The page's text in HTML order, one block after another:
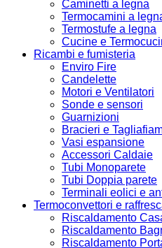
Caminetti a legna
Termocamini a
Termostufe a legna
Cucine e
Ricambi e fumisteria
Enviro Fire
Candelette
Motori e Ventilatori
Sonde e sensori
Guarnizioni
Bracieri e
Vasi espansione
Accessori Caldaie
Tubi Monoparete
Tubi Doppia parete
Terminali eolici e
Termoconvettori e
Riscaldamento
Riscaldamento
Riscaldamento